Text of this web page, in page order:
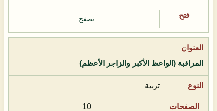
تصفح
المراقبة (الواعظ الأكبر والزاجر الأعظم)
تربية
10